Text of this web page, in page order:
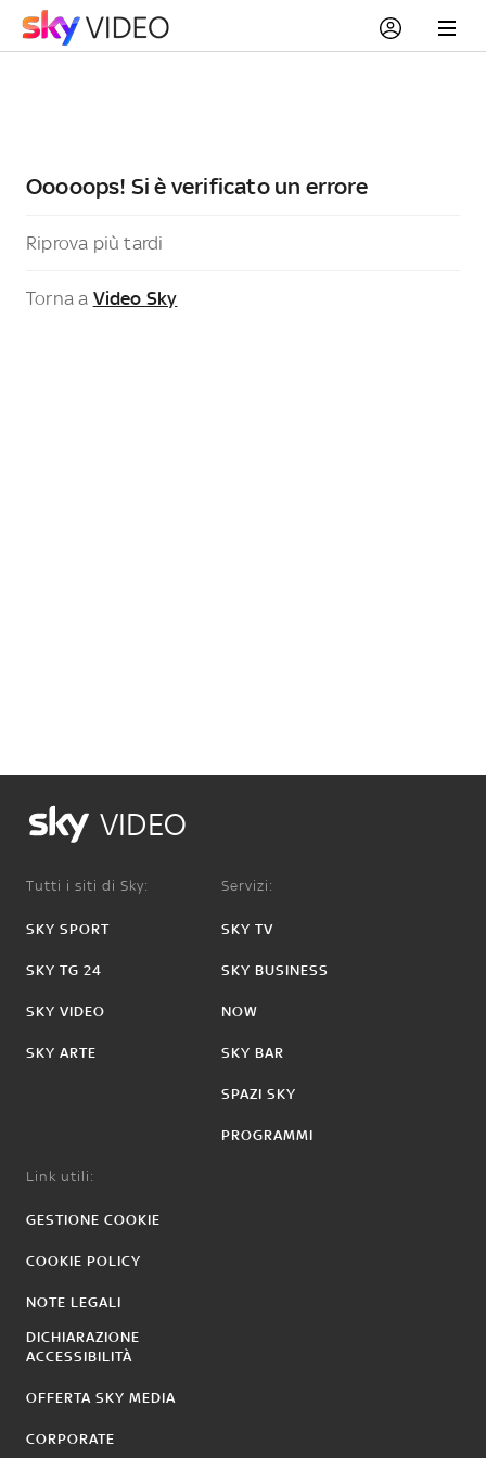
Ooooops! Si è verificato un errore
Riprova più tardi
Torna a Video Sky
VIDEO
Tutti i siti di Sky:
SKY SPORT
SKY TG 24
SKY VIDEO
SKY ARTE
Servizi:
SKY TV
SKY BUSINESS
NOW
SKY BAR
SPAZI SKY
PROGRAMMI
Link utili:
GESTIONE COOKIE
COOKIE POLICY
NOTE LEGALI
DICHIARAZIONE
ACCESSIBILITÀ
OFFERTA SKY MEDIA
CORPORATE